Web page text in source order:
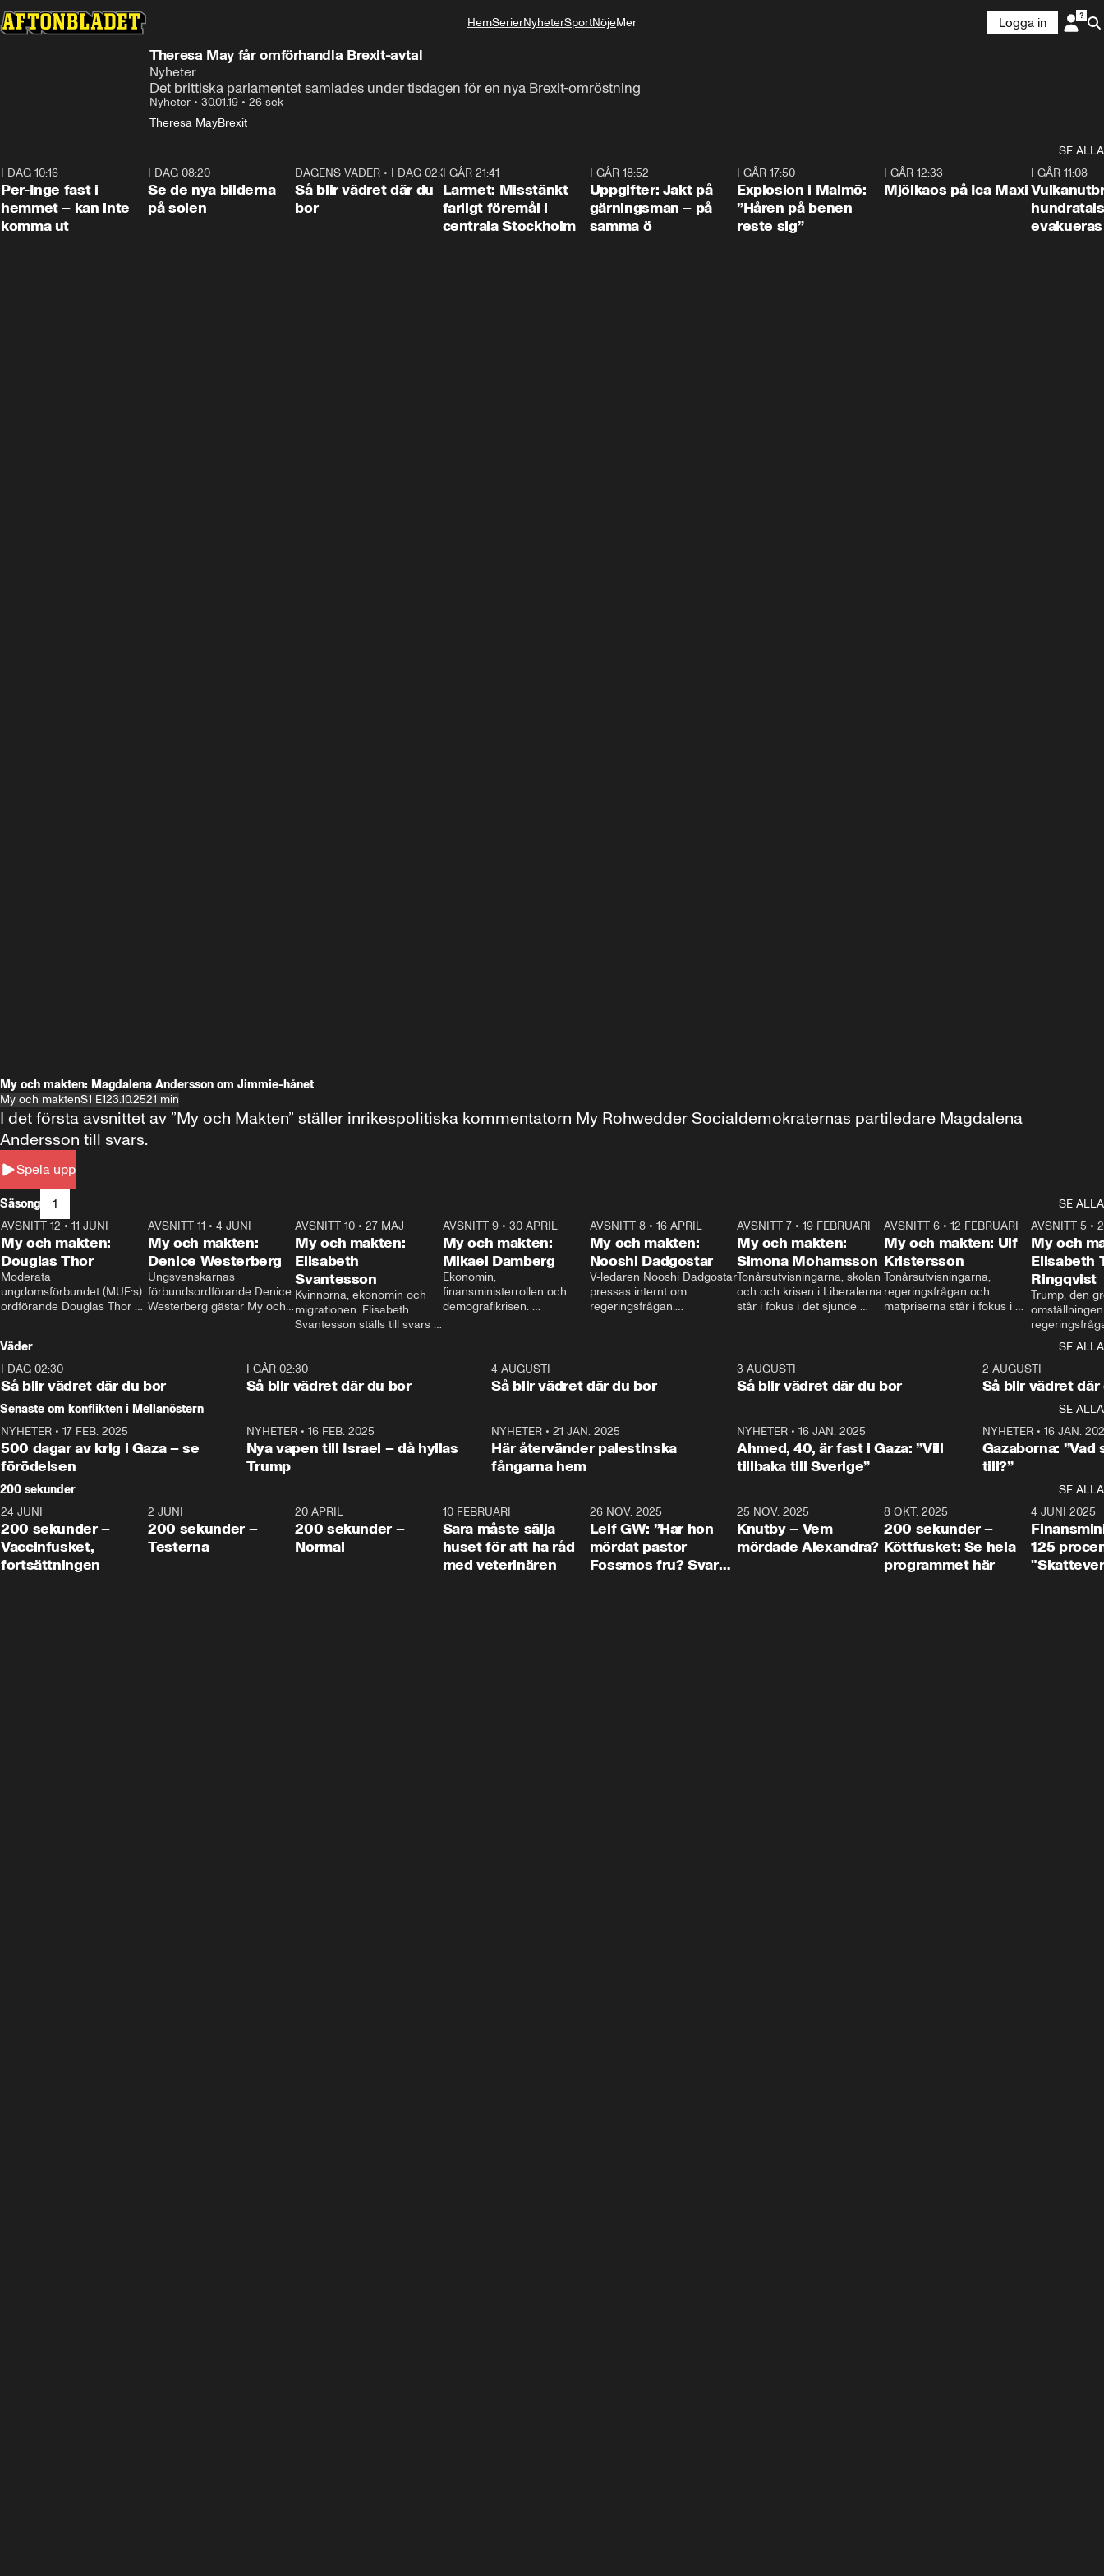
HemSerierNyheterSportNöjeMer
Logga in
Theresa May får omförhandla Brexit-avtal
Nyheter
Det brittiska parlamentet samlades under tisdagen för en nya Brexit-omröstning
Nyheter • 30.01.19 • 26 sek
Theresa MayBrexit
SE ALLA
I DAG 10:16
Per-Inge fast i
hemmet – kan inte
komma ut
I DAG 08:20
Se de nya bilderna
på solen
1:06
DAGENS VÄDER • I DAG 02:30
Så blir vädret där du
bor
I GÅR 21:41
Larmet: Misstänkt
farligt föremål i
centrala Stockholm
I GÅR 18:52
Uppgifter: Jakt på
gärningsman – på
samma ö
I GÅR 17:50
Explosion i Malmö:
”Håren på benen
reste sig”
I GÅR 12:33
Mjölkaos på Ica Maxi
I GÅR 11:08
hundratals
evakueras
My och makten: Magdalena Andersson om Jimmie-hånet
My och maktenS1 E123.10.2521 min
Spela upp
I det första avsnittet av ”My och Makten” ställer inrikespolitiska kommentatorn My Rohwedder Socialdemokraternas partiledare Magdalena
Andersson till svars.
Säsong 1
SE ALLA
26:27
AVSNITT 12 • 11 JUNI
My och makten:
Douglas Thor
Moderata
ungdomsförbundet (MUF:s)
ordförande Douglas Thor
tonårsutvisningarna och hur
Moderaterna ska locka
väljare till valet i höst.
23:40
AVSNITT 11 •4 JUNI
My och makten:
Denice Westerberg
Ungsvenskarnas
förbundsordförande Denice
Westerberg gästar My och
AVSNITT 10 •27 MAJ
My och makten:
Elisabeth
Svantesson
Kvinnorna, ekonomin och
migrationen. Elisabeth
Svantesson ställs till svars
AVSNITT 9• 30 APRIL
My och makten:
Mikael Damberg
Ekonomin,
finansministerrollen och
demografikrisen.
och Makten.
AVSNITT 8• 16 APRIL
My och makten:
Nooshi Dadgostar
V-ledaren Nooshi Dadgostar
pressas internt om
regeringsfrågan.
– Vi ställer upp i val. Ska vi
vara med så sitter vi förstås
24:30
AVSNITT 7• 19 FEBRUARI
My och makten:
Simona Mohamsson
Tonårsutvisningarna, skolan
och och krisen i Liberalerna
står i fokus i det sjunde
kommentator My
Rohwedder ställer
utbildnings- och
Mohamsson till svars.
27:30
AVSNITT 6 •12 FEBRUARI
My och makten: Ulf
Kristersson
Tonårsutvisningarna,
regeringsfrågan och
matpriserna står i fokus i
Rohwedder ställer
statsminister Ulf Kristersson
AVSNITT 5 •
My och
Elisabeth
Ringqvist
Trump, den
centrum i
avsnittet av
Makten”. Se
Aftonbladets
Rohwedder
Thand Ring
Väder
SE ALLA
I DAG 02:30
Så blir vädret där du bor
1:06
I GÅR 02:30
Så blir vädret där du bor
4 AUGUSTI
Så blir vädret där du bor
3 AUGUSTI
Så blir vädret där du bor
2 AUGUSTI
Så blir vädret där
Senaste om konflikten i Mellanöstern
SE ALLA
NYHETER • 17 FEB. 2025
500 dagar av krig i Gaza – se
förödelsen
NYHETER• 16 FEB. 2025
Nya vapen till Israel – då hyllas
Trump
NYHETER •21 JAN. 2025
Här återvänder palestinska
fångarna hem
NYHETER• 16 JAN. 2025
Ahmed, 40, är fast i Gaza: ”Vill
tillbaka till Sverige”
NYHETER• 16 JAN.
Gazaborna:
till?”
200 sekunder
SE ALLA
5:00
24 JUNI
200 sekunder –
Vaccinfusket,
fortsättningen
4:23
2 JUNI
200 sekunder –
Testerna
20 APRIL
200 sekunder –
Normal
10 FEBRUARI
Sara måste sälja
huset för att ha råd
med veterinären
26 NOV. 2025
Leif GW: ”Har hon
mördat pastor
Fossmos fru? Svar
31:05
25 NOV. 2025
Knutby – Vem
mördade Alexandra?
4:29
8 OKT. 2025
200 sekunder –
Köttfusket: Se hela
programmet här
4 JUNI 2025
125